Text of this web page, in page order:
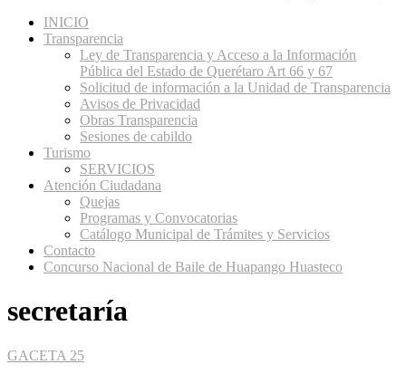
INICIO
Transparencia
Ley de Transparencia y Acceso a la Información
Pública del Estado de Querétaro Art 66 y 67
Solicitud de información a la Unidad de Transparencia
Avisos de Privacidad
Obras Transparencia
Sesiones de cabildo
Turismo
SERVICIOS
Atención Ciudadana
Quejas
Programas y Convocatorias
Catálogo Municipal de Trámites y Servicios
Contacto
Concurso Nacional de Baile de Huapango Huasteco
secretaría
GACETA 25